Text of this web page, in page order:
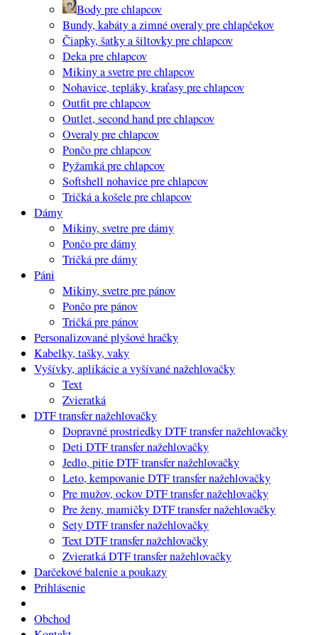
Body pre chlapcov
Bundy, kabáty a zimné overaly pre chlapčekov
Čiapky, šatky a šiltovky pre chlapcov
Deka pre chlapcov
Mikiny a svetre pre chlapcov
Nohavice, tepláky, kraťasy pre chlapcov
Outfit pre chlapcov
Outlet, second hand pre chlapcov
Overaly pre chlapcov
Pončo pre chlapcov
Pyžamká pre chlapcov
Softshell nohavice pre chlapcov
Tričká a košele pre chlapcov
Dámy
Mikiny, svetre pre dámy
Pončo pre dámy
Tričká pre dámy
Páni
Mikiny, svetre pre pánov
Pončo pre pánov
Tričká pre pánov
Personalizované plyšové hračky
Kabelky, tašky, vaky
Vyšívky, aplikácie a vyšívané nažehlovačky
Text
Zvieratká
DTF transfer nažehlovačky
Dopravné prostriedky DTF transfer nažehlovačky
Deti DTF transfer nažehlovačky
Jedlo, pitie DTF transfer nažehlovačky
Leto, kempovanie DTF transfer nažehlovačky
Pre mužov, ockov DTF transfer nažehlovačky
Pre ženy, mamičky DTF transfer nažehlovačky
Sety DTF transfer nažehlovačky
Text DTF transfer nažehlovačky
Zvieratká DTF transfer nažehlovačky
Darčekové balenie a poukazy
Prihlásenie
Obchod